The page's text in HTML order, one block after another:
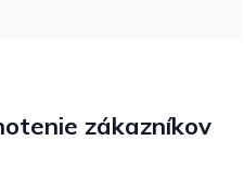
zákazníkov